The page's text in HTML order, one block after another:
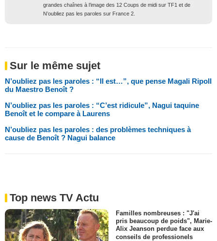
grandes chaînes à l’image des 12 Coups de midi sur TF1 et de
N’oubliez pas les paroles sur France 2.
Sur le même sujet
N’oubliez pas les paroles : “Il est…”, que pense Magali Ripoll
du Maestro Benoît ?
N’oubliez pas les paroles : “C’est ridicule”, Nagui taquine
Benoît et le compare à Laurens
N’oubliez pas les paroles : des problèmes techniques à
cause de Benoît ? Nagui balance
Top news TV Actu
Familles nombreuses : "J'ai
pris beaucoup de poids", Marie-
Alix Jeanson perdue face aux
conseils de professionels